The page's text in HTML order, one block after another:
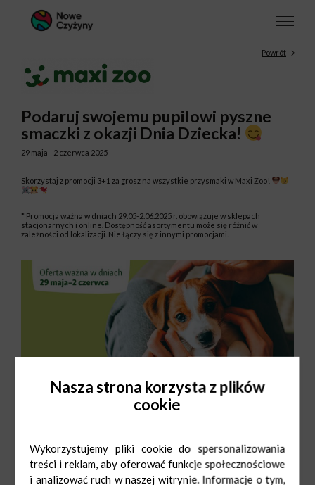
Powrót
Podaruj swojemu pupilowi pyszne
smaczki z okazji Dnia Dziecka!
29 maja - 2 czerwca 2025
Skorzystaj z promocji 3+1 za grosz na wszystkie przysmaki w Maxi Zoo!
* Promocja ważna w dniach 29.05-2.06.2025 r. obowiązuje w sklepach
stacjonarnych i online. Dostępność asortymentu może się różnić w
zależności od lokalizacji. Nie łączy się z innymi promocjami.
Nasza strona korzysta z plików
cookie
Wykorzystujemy pliki cookie do spersonalizowania
treści i reklam, aby oferować funkcje społecznościowe
i analizować ruch w naszej witrynie. Informacje o tym,